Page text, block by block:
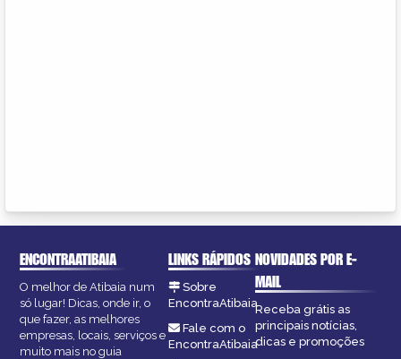
ENCONTRAATIBAIA
O melhor de Atibaia num
só lugar! Dicas, onde ir, o
que fazer, as melhores
empresas, locais, serviços e
muito mais no guia
LINKS RÁPIDOS
Sobre
EncontraAtibaia
Fale com o
EncontraAtibaia
NOVIDADES POR E-
MAIL
Receba grátis as
principais notícias,
dicas e promoções